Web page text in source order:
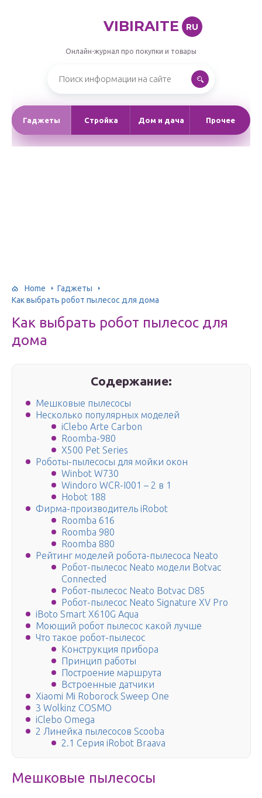
VIBIRAITE RU
Онлайн-журнал про покупки и товары
Гаджеты Стройка Дом и дача Прочее
Home
Гаджеты
Как выбрать робот пылесос для дома
Как выбрать робот пылесос для
дома
Содержание:
Мешковые пылесосы
Несколько популярных моделей
iClebo Arte Carbon
Roomba-980
X500 Pet Series
Роботы-пылесосы для мойки окон
Winbot W730
Windoro WCR-I001 – 2 в 1
Hobot 188
Фирма-производитель iRobot
Roomba 616
Roomba 980
Roomba 880
Рейтинг моделей робота-пылесоса Neato
Робот-пылесос Neato модели Botvac
Connected
Робот-пылесос Neato Botvac D85
Робот-пылесос Neato Signature XV Pro
iBoto Smart X610G Aqua
Моющий робот пылесос какой лучше
Что такое робот-пылесос
Конструкция прибора
Принцип работы
Построение маршрута
Встроенные датчики
Xiaomi Mi Roborock Sweep One
3 Wolkinz COSMO
iClebo Omega
2 Линейка пылесосов Scooba
2.1 Серия iRobot Braava
Мешковые пылесосы